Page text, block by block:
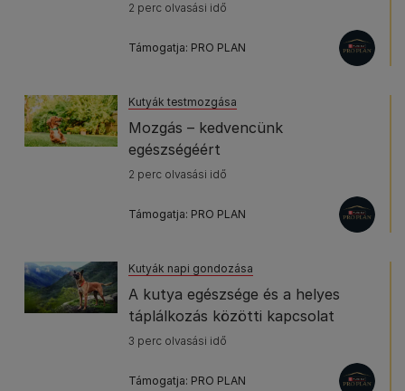
2 perc olvasási idő
Támogatja: PRO PLAN
Kutyák testmozgása
Mozgás – kedvencünk
egészségéért
2 perc olvasási idő
Támogatja: PRO PLAN
Kutyák napi gondozása
A kutya egészsége és a helyes
táplálkozás közötti kapcsolat
3 perc olvasási idő
Támogatja: PRO PLAN